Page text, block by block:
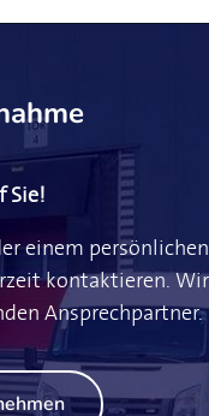
Sie!
einem persönlichen
kontaktieren. Wir
Ansprechpartner.